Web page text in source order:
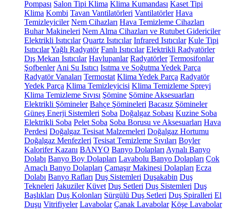
Pompası Salon Tipi Klima Klima Kumandası Kaset Tipi
Klima Kombi Tavan Vantilatörleri Vantilatörler Hava
Temizleyiciler Nem Cihazları Hava Temizleme Cihazları
Buhar Makineleri Nem Alma Cihazları ve Rutubet Gidericiler
Elektrikli Isıtıcılar Quartz Isıtıcılar Infrared Isıtıcılar Kule Tipi
IsıtıcılarYağlı Radyatör Fanlı Isıtıcılar Elektrikli Radyatörler
Dış Mekan Isıtıcılar Havlupanlar Radyatörler Termosifonlar
Şofbenler Ani Su Isıtıcı Isıtma ve Soğutma Yedek Parça
Radyatör Vanaları Termostat Klima Yedek Parça Radyatör
Yedek Parça Klima Temizleyicisi Klima Temizleme Spreyi
Klima Temizleme Sıvısı Şömine Şömine Aksesuarları
Elektrikli Şömineler Bahçe Şömineleri Bacasız Şömineler
Güneş Enerji Sistemleri Soba Doğalgaz Sobası Kuzine Soba
Elektrikli Soba Pelet Soba Soba Borusu ve Aksesuarları Hava
Perdesi Doğalgaz Tesisat Malzemeleri Doğalgaz Hortumu
Doğalgaz Menfezleri Tesisat Temizleme Sıvıları Boyler
Kalorifer Kazanı BANYO Banyo Dolapları Aynalı Banyo
Dolabı Banyo Boy Dolapları Lavabolu Banyo Dolapları Çok
Amaçlı Banyo Dolapları Çamaşır Makinesi Dolapları Ecza
Dolabı Banyo Rafları Duş Sistemleri Duşakabin Duş
Tekneleri Jakuziler Küvet Duş Setleri Duş Sistemleri Duş
Başlıkları Duş Kolonları Sürgülü Duş Setleri Duş Spiralleri El
Duşu Vitrifiyeler Lavabolar Çanak Lavabolar Köşe Lavabolar